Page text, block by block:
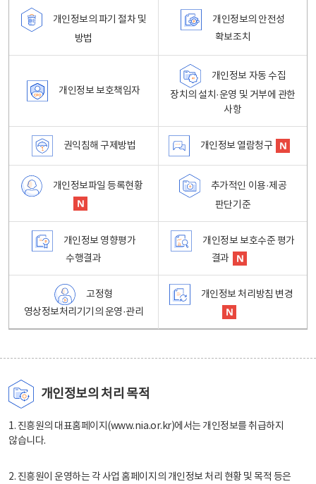
개인정보의 파기 절차 및
방법
개인정보의 안전성
확보조치
개인정보 보호책임자
개인정보 자동 수집
장치의 설치·운영 및 거부에 관한
사항
권익침해 구제방법 개인정보 열람청구
개인정보파일 등록현황
추가적인 이용·제공
판단기준
개인정보 영향평가
수행결과
개인정보 보호수준 평가
결과
고정형
영상정보처리기기의 운영·관리
개인정보 처리방침 변경
개인정보의 처리 목적
1. 진흥원의 대표홈페이지(www.nia.or.kr)에서는 개인정보를 취급하지
않습니다.
2. 진흥원이 운영하는 각 사업 홈페이지의 개인정보 처리 현황 및 목적 등은